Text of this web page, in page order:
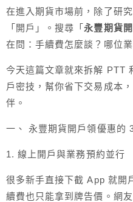
在進入期貨市場前，除了研
「開戶」。搜尋「永豐期貨
在問：手續費怎麼談？哪位
今天這篇文章就來拆解 PTT
戶密技，幫你省下交易成本
伴。
一、 永豐期貨開戶領優惠的
1. 線上開戶與業務預約並行
很多新手直接下截 App 就開
續費也只能拿到牌告價。網友